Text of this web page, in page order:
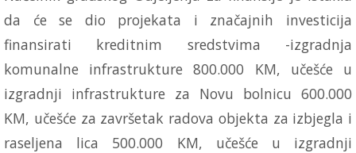
da će se dio projekata i značajnih investicija
finansirati kreditnim sredstvima -izgradnja
komunalne infrastrukture 800.000 KM, učešće u
izgradnji infrastrukture za Novu bolnicu 600.000
KM, učešće za završetak radova objekta za izbjegla i
raseljena lica 500.000 KM, učešće u izgradnji